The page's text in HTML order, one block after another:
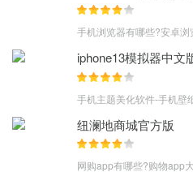
手机浏览器有哪些?安卓
iphone13模拟器中文
手机主题美化软件-手机壁
纽澜地商城官方版
网购app有哪些?购物app